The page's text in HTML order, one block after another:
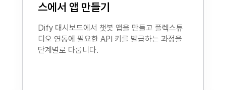
스에서 앱 만들기
Dify 대시보드에서 챗봇 앱을 만들고 플렉스튜
디오 연동에 필요한 API 키를 발급하는 과정을
단계별로 다룹니다.